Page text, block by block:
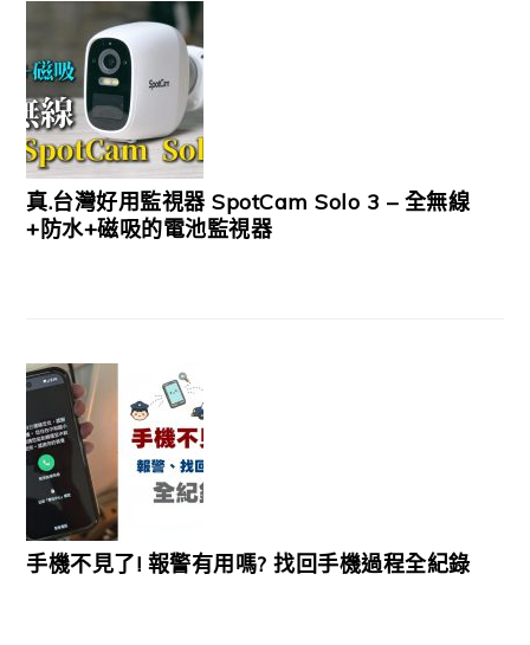
真.台灣好用監視器 SpotCam Solo 3 – 全無線
+防水+磁吸的電池監視器
手機不見了! 報警有用嗎? 找回手機過程全紀錄